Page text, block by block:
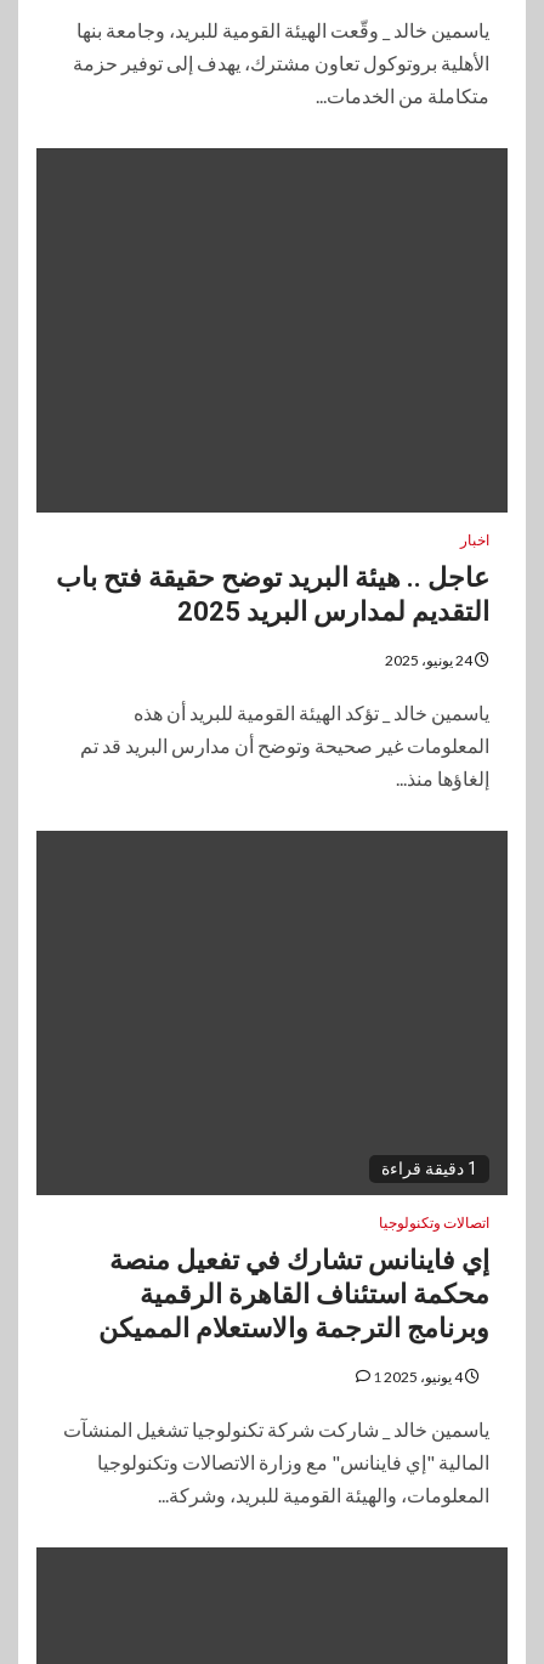
ياسمين خالد _ وقّعت الهيئة القومية للبريد، وجامعة بنها
الأهلية بروتوكول تعاون مشترك، يهدف إلى توفير حزمة
متكاملة من الخدمات...
اخبار
عاجل .. هيئة البريد توضح حقيقة فتح باب
التقديم لمدارس البريد 2025
24 يونيو، 2025
ياسمين خالد _ تؤكد الهيئة القومية للبريد أن هذه
المعلومات غير صحيحة وتوضح أن مدارس البريد قد تم
إلغاؤها منذ...
1 دقيقة قراءة
اتصالات وتكنولوجيا
إي فاينانس تشارك في تفعيل منصة
محكمة استئناف القاهرة الرقمية
وبرنامج الترجمة والاستعلام المميكن
4 يونيو، 2025 1
ياسمين خالد _ شاركت شركة تكنولوجيا تشغيل المنشآت
المالية "إي فاينانس" مع وزارة الاتصالات وتكنولوجيا
المعلومات، والهيئة القومية للبريد، وشركة...